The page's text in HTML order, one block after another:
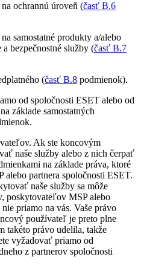
ochrannú úroveň (časť B.6
samostatné produkty a/alebo
a bezpečnostné služby (časť B.7
(časť B.8 podmienok).
od spoločnosti ESET alebo od
základe samostatných
Ak ste koncovým
naše služby alebo z nich čerpať
na základe práva, ktoré
alebo partnera spoločnosti ESET.
naše služby sa môže
poskytovateľov MSP alebo
priamo na vás. Vaše právo
používateľ je preto plne
takéto právo udelila, takže
vyžadovať priamo od
z partnerov spoločnosti